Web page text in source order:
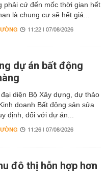
phải cứ đến mốc thời gian hết
là chung cư sẽ hết giá...
11:22 | 07/08/2026
dự án bất động
diện Bộ Xây dựng, dự thảo
doanh Bất động sản sửa
định, đối với dự án...
11:26 | 07/08/2026
đô thị hỗn hợp hơn